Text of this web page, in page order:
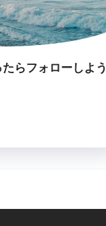
らフォローしよう